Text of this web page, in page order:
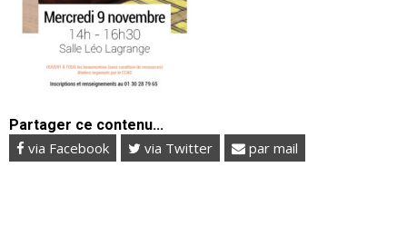
Partager ce contenu...
via Facebook via Twitter par mail